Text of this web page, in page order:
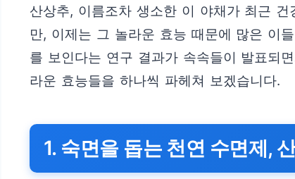
산상추, 이름조차 생소한 이 야채가 최근
만, 이제는 그 놀라운 효능 때문에 많은 이
를 보인다는 연구 결과가 속속들이 발표되
라운 효능들을 하나씩 파헤쳐 보겠습니다.
1. 숙면을 돕는 천연 수면제,